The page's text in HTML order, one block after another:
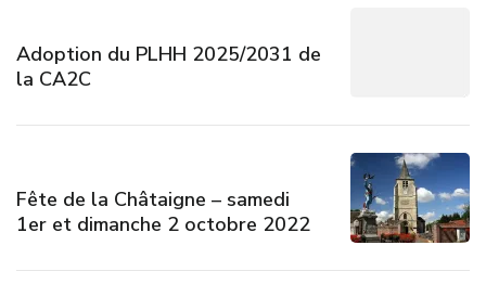
Adoption du PLHH 2025/2031 de
la CA2C
Fête de la Châtaigne – samedi
1er et dimanche 2 octobre 2022